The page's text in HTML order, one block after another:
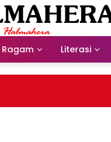
Ragam Literasi